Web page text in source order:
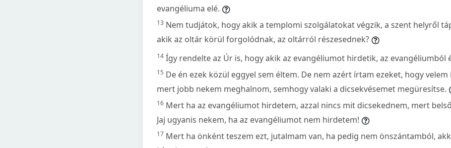
evangéliuma elé.
13 Nem tudjátok, hogy akik a templomi szolgálatokat végzik, a szent helyről
akik az oltár körül forgolódnak, az oltárról részesednek?
14 Így rendelte az Úr is, hogy akik az evangéliumot hirdetik, az evangéliumból
15 De én ezek közül eggyel sem éltem. De nem azért írtam ezeket, hogy
mert jobb nekem meghalnom, semhogy valaki a dicsekvésemet megüresítse.
16 Mert ha az evangéliumot hirdetem, azzal nincs mit dicsekednem, mert
Jaj ugyanis nekem, ha az evangéliumot nem hirdetem!
17 Mert ha önként teszem ezt, jutalmam van, ha pedig nem önszántamból,